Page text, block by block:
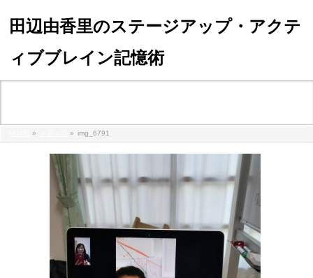
田辺由香里のステージアップ・アクテ
ィブブレイン記憶術
» » img_6791